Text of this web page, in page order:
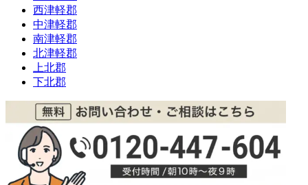
西津軽郡
中津軽郡
南津軽郡
北津軽郡
上北郡
下北郡